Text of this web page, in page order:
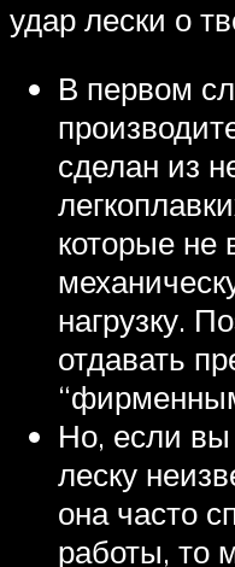
удар лески о
В первом
сделан из
которые
нагрузку.
отдавать
Но, если
леску
она часто
работы, то